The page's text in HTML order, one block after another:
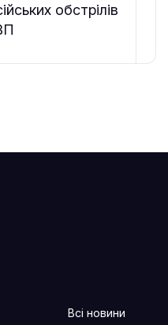
обстрілів
Всі новини